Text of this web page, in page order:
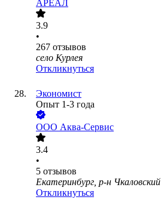
АРЕАЛ
3.9
•
267 отзывов
село Курлея
Откликнуться
Экономист
Опыт 1-3 года
ООО Аква-Сервис
3.4
•
5 отзывов
Екатеринбург, р-н Чкаловский
Откликнуться